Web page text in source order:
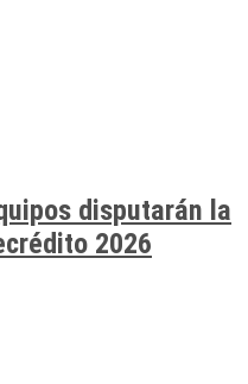
disputarán la
2026